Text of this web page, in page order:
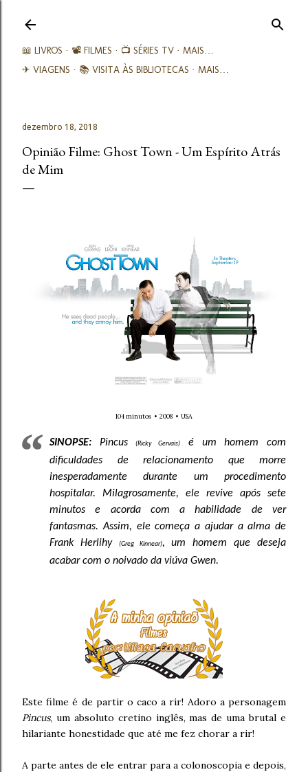
📖 LIVROS 📽️ FILMES 📺 SÉRIES TV
MAIS…
✈ VIAGENS
📚︎ VISITA ÀS BIBLIOTECAS MAIS…
dezembro 18, 2018
Opinião Filme: Ghost Town - Um Espírito Atrás
de Mim
104 minutos • 2008 • USA
SINOPSE: Pincus(Ricky Gervais)
é um homem com
dificuldades de relacionamento que morre
inesperadamente durante um procedimento
hospitalar. Milagrosamente, ele revive após sete
minutos e acorda com a habilidade de ver
fantasmas. Assim, ele começa a ajudar a alma de
Frank Herlihy
(Greg Kinnear), um homem que deseja
acabar com o noivado da viúva Gwen.
Este filme é de partir o caco a rir! Adoro a personagem
Pincus, um absoluto cretino inglês, mas de uma brutal e
hilariante honestidade que até me fez chorar a rir!
A parte antes de ele entrar para a colonoscopia e depois,